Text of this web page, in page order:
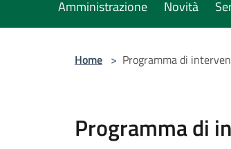
Amministrazione Novità
Home > Programma di
Programma di